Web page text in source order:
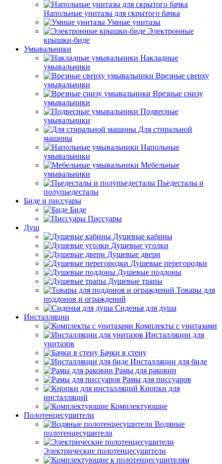
Напольные унитазы для скрытого бачка
Умные унитазы
Электронные
крышки-биде
Умывальники
Накладные
умывальники
Врезные сверху
умывальники
Врезные снизу
умывальники
Подвесные
умывальники
Для стиральной
машины
Напольные
умывальники
Мебельные
умывальники
Пьедесталы и
полупьедесталы
Биде и писсуары
Биде
Писсуары
Душ
Душевые кабины
Душевые уголки
Душевые двери
Душевые перегородки
Душевые поддоны
Душевые трапы
Товары для
поддонов и ограждений
Сиденья для душа
Инсталляции
Комплекты с унитазами
Инсталляции для
унитазов
Бачки в стену
Инсталляции для биде
Рамы для раковин
Рамы для писсуаров
Кнопки для
инсталляций
Комплектующие
Полотенцесушители
Водяные
полотенцесушители
Электрические полотенцесушители